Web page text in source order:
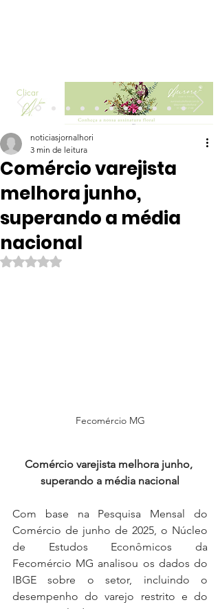
Clicar
Comércio varejista
melhora junho,
superando a média
nacional
noticiasjornalhori
3 min de leitura
Avaliado com NaN de 5 estrelas.
Fecomércio MG
Comércio varejista melhora junho,
superando a média nacional
Com base na Pesquisa Mensal do
Comércio de junho de 2025, o Núcleo
de Estudos Econômicos da
Fecomércio MG analisou os dados do
IBGE sobre o setor, incluindo o
desempenho do varejo restrito e do